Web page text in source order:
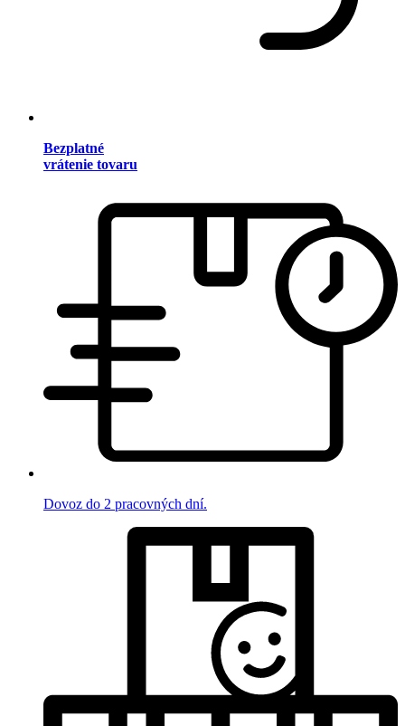
Bezplatné
vrátenie tovaru
Dovoz do 2 pracovných dní.